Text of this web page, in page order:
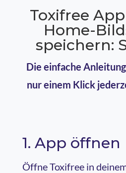
Toxifree
Home-
speichern:
Die einfache
nur einem Klick
1. App öffnen
Öffne Toxifree in